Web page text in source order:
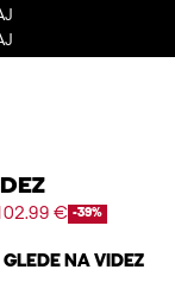
€ -39%
NA VIDEZ